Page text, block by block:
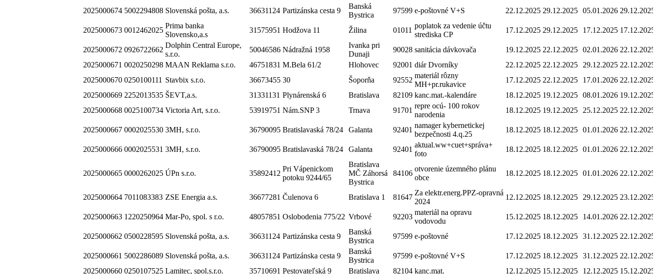
2025000674 5002294808 Slovenská pošta, a.s. 36631124 Partizánska cesta 9
Banská
Bystrica
97599 e-poštovné V+S 22.12.2025 29.12.2025 05.01.2026 29.12.2025
2025000673 0012462025
Prima banka
Slovensko,a.s
31575951 Hodžova 11 Žilina 01011
poplatok za vedenie účtu
strediska CP
17.12.2025 29.12.2025 17.12.2025 17.12.2025
2025000672 0926722662
Dolphin Central Europe,
s.r.o.
50046586 Nádražná 1958
Ivanka pri
Dunaji
90028 sanitácia dávkovača 19.12.2025 22.12.2025 02.01.2026 22.12.2025
2025000671 0020250298 MAAN Reklama s.r.o. 46751831 M.Bela 61/2 Hlohovec 92001 diár Dvorníky 22.12.2025 22.12.2025 29.12.2025 22.12.2025
2025000670 0250100111 Stavbix s.r.o. 36673455 30 Šoporňa 92552
materiál rôzny
MH+pr.rukavice
17.12.2025 22.12.2025 17.01.2026 22.12.2025
2025000669 2252013535 ŠEVT,a.s. 31331131 Plynárenská 6 Bratislava 82109 kanc.mat.-kalendáre 18.12.2025 19.12.2025 08.01.2026 19.12.2025
2025000668 0025100734 Victoria Art, s.r.o. 53919751 Nám.SNP 3 Trnava 91701
repre ocú- 100 rokov
narodenia
18.12.2025 19.12.2025 25.12.2025 22.12.2025
2025000667 0002025530 3MH, s.r.o. 36790095 Bratislavaská 78/24 Galanta 92401
namager kybernetickej
bezpečnosti 4.q.25
18.12.2025 18.12.2025 01.01.2026 22.12.2025
2025000666 0002025531 3MH, s.r.o. 36790095 Bratislavaská 78/24 Galanta 92401
aktual.ww+cuet+správa+
foto
18.12.2025 18.12.2025 01.01.2026 22.12.2025
2025000665 0000262025 ÚPn s.r.o. 35892412
Pri Vápenickom
potoku 9244/65
Bratislava
MČ Záhorsá
Bystrica
84106
otvorenie územného plánu
obce
18.12.2025 18.12.2025 01.01.2026 22.12.2025
2025000664 7011083383 ZSE Energia a.s. 36677281 Čulenova 6 Bratislava 1 81647
Za elektr.energ.PPZ-opravná
2024
12.12.2025 18.12.2025 29.12.2025 23.12.2025
2025000663 1220250964 Mar-Po, spol. s r.o. 48057851 Oslobodenia 775/22 Vrbové 92203
materiál na opravu
vodovodu
15.12.2025 18.12.2025 14.01.2026 22.12.2025
2025000662 0500228595 Slovenská pošta, a.s. 36631124 Partizánska cesta 9
Banská
Bystrica
97599 e-poštovné 17.12.2025 18.12.2025 31.12.2025 22.12.2025
2025000661 5002286089 Slovenská pošta, a.s. 36631124 Partizánska cesta 9
Banská
Bystrica
97599 e-poštovné V+S 17.12.2025 18.12.2025 31.12.2025 22.12.2025
2025000660 0250107525 Lamitec, spol.s.r.o. 35710691 Pestovateľská 9 Bratislava 82104 kanc.mat. 12.12.2025 15.12.2025 12.12.2025 15.12.2025